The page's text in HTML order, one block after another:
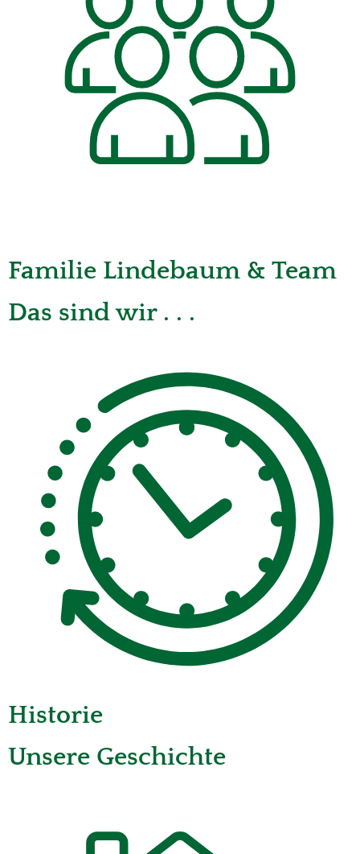
Familie Lindebaum & Team
Das sind wir . . .
Historie
Unsere Geschichte